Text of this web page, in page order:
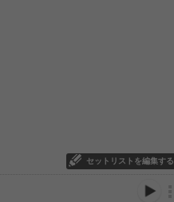
セットリストを編集する